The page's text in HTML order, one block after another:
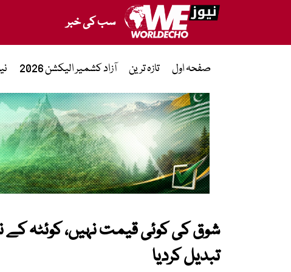
سب کی خبر
صفحہ اول تازہ ترین آزاد کشمیر الیکشن 2026
شوق کی کوئی قیمت نہیں، کوئٹہ
تبدیل کردیا